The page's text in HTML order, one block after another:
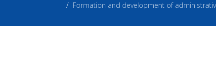
Formation and development of